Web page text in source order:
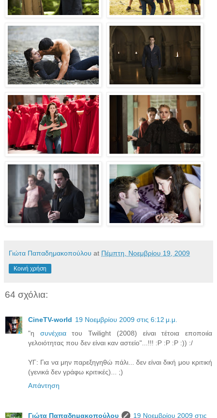
Γιώτα Παπαδημακοπούλου at Πέμπτη, Νοεμβρίου 19, 2009
Κοινή χρήση
64 σχόλια:
CineTV-world 19 Νοεμβρίου 2009 στις 6:12 μ.μ.
"η συνέχειατου Twilight (2008) είναι τέτοια εποποιία
γελοιότητας που δεν είναι καν αστείο"...!!! :P :P :P :)) :/
ΥΓ: Για να μην παρεξηγηθώ πάλι... δεν είναι δική μου κριτική
(γενικά δεν γράφω κριτικές)... ;)
Απάντηση
Γιώτα Παπαδημακοπούλου
19 Νοεμβρίου 2009 στις